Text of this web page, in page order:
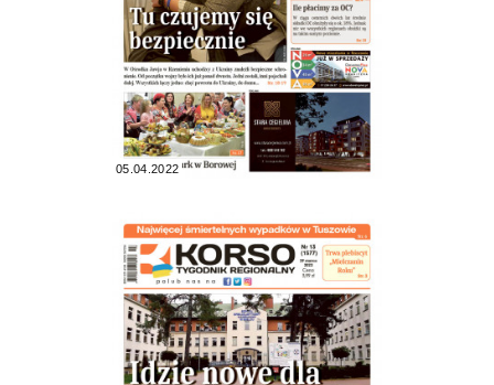
05.04.2022